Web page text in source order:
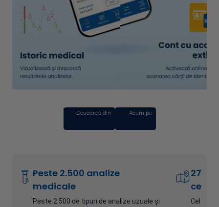
Descarcă din Acum pe
Peste 2.500 analize
medicale
Peste 2.500 de tipuri de analize uzuale și
27
Cel mai